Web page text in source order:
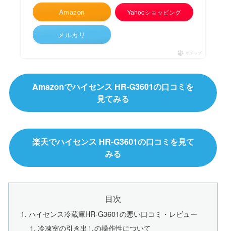
Amazon Yahooショッピング
メルカリ
ポチップ
Amazonでハイセンス HR-G3601の口コミを
見てみる
楽天でハイセンス HR-G3601の口コミを見て
みる
目次
ハイセンス冷蔵庫HR-G3601の悪い口コミ・レビュー
冷凍室の引き出しの操作性について